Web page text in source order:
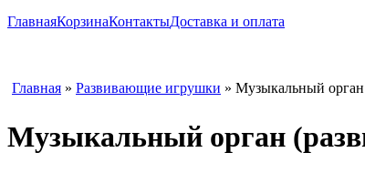
ГлавнаяКорзинаКонтактыДоставка и оплата
Главная » Развивающие игрушки » Музыкальный
Музыкальный орган